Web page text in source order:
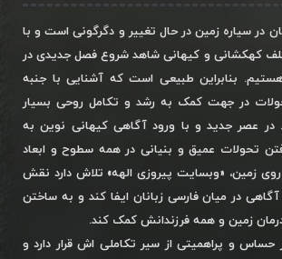
در سیاره زمین در حال تغییر و دگرگونی است و با
کهکشانی و کیهانی شاهد شروع فصل جدیدی در
بنابراین طبیعی است که آشنایی با جنبه
در جهت کمک به رشد و تکامل روحی بسیار
عصر جدید و با ورود آگاهی کیهانی نوین به
تحولات عمیق و بنیانی در همه سطوح و ابعاد
روی زمین، «وبسایت پیروزی الهه» تلاش دارد نقش
آگاهی در میان فارسی زبانان ایفا کند و به ساختن
زمین و همه فرزندانش کمک کند.
حساس و پراهمیتی از سیر تکاملی اش قرار دارد و